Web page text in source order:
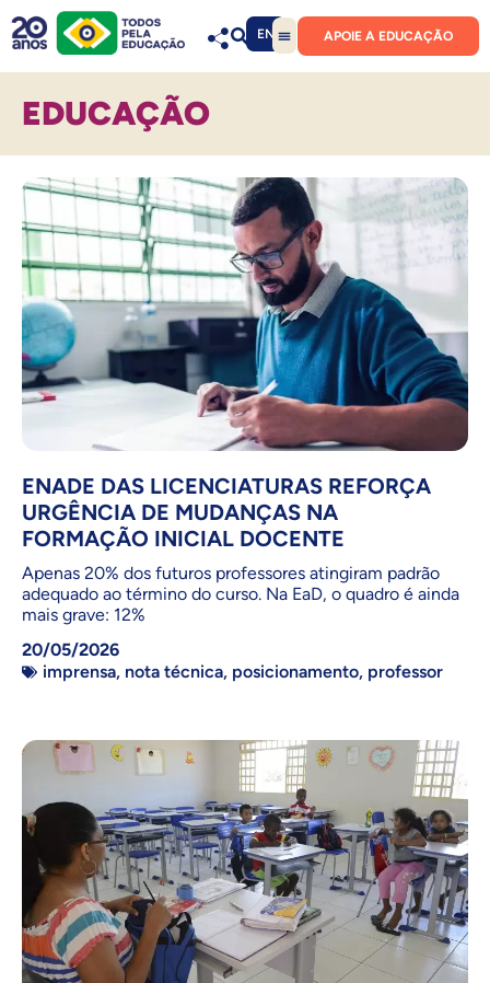
EN APOIE A EDUCAÇÃO
EDUCAÇÃO
ENADE DAS LICENCIATURAS REFORÇA
URGÊNCIA DE MUDANÇAS NA
FORMAÇÃO INICIAL DOCENTE
Apenas 20% dos futuros professores atingiram padrão
adequado ao término do curso. Na EaD, o quadro é ainda
mais grave: 12%
20/05/2026
imprensa, nota técnica, posicionamento, professor